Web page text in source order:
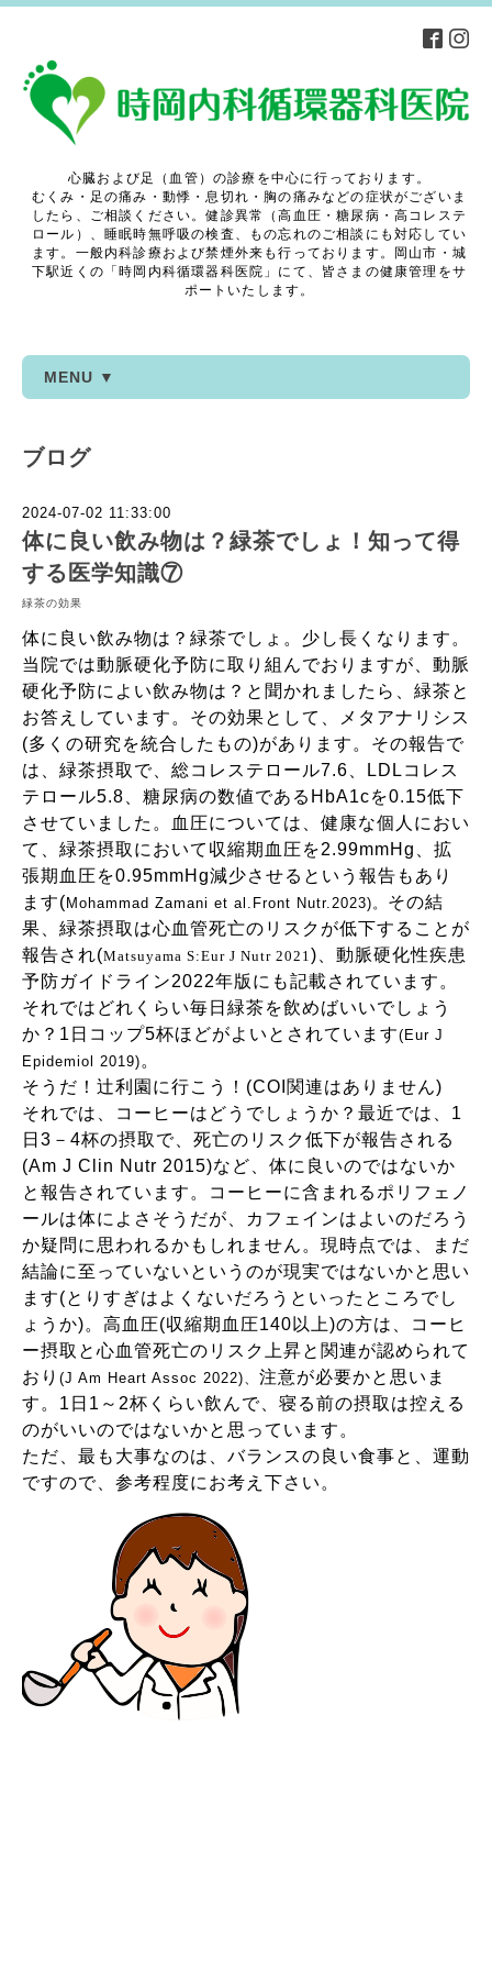
心臓および足（血管）の診療を中心に行っております。
むくみ・足の痛み・動悸・息切れ・胸の痛みなどの症状がございま
したら、ご相談ください。健診異常（高血圧・糖尿病・高コレステ
ロール）、睡眠時無呼吸の検査、もの忘れのご相談にも対応してい
ます。一般内科診療および禁煙外来も行っております。岡山市・城
下駅近くの「時岡内科循環器科医院」にて、皆さまの健康管理をサ
ポートいたします。
MENU ▼
ブログ
2024-07-02 11:33:00
体に良い飲み物は？緑茶でしょ！知って得
する医学知識⑦
緑茶の効果
体に良い飲み物は？緑茶でしょ。少し長くなります。
当院では動脈硬化予防に取り組んでおりますが、動脈
硬化予防によい飲み物は？と聞かれましたら、緑茶と
お答えしています。その効果として、メタアナリシス
(多くの研究を統合したもの)があります。その報告で
は、緑茶摂取で、総コレステロール7.6、LDLコレス
テロール5.8、糖尿病の数値であるHbA1cを0.15低下
させていました。血圧については、健康な個人におい
て、緑茶摂取において収縮期血圧を2.99mmHg、拡
張期血圧を0.95mmHg減少させるという報告もあり
ます(Mohammad Zamani et al.Front Nutr.2023)。 その結
果、緑茶摂取は心血管死亡のリスクが低下することが
報告され(Matsuyama S:Eur J Nutr 2021 )、動脈硬化性疾患
予防ガイドライン2022年版にも記載されています。
それではどれくらい毎日緑茶を飲めばいいでしょう
か？1日コップ5杯ほどがよいとされています(Eur J
Epidemiol 2019) 。
そうだ！辻利園に行こう！(COI関連はありません)
それでは、コーヒーはどうでしょうか？最近では、1
日3－4杯の摂取で、死亡のリスク低下が報告される
(Am J Clin Nutr 2015)など、体に良いのではないか
と報告されています。コーヒーに含まれるポリフェノ
ールは体によさそうだが、カフェインはよいのだろう
か疑問に思われるかもしれません。現時点では、まだ
結論に至っていないというのが現実ではないかと思い
ます(とりすぎはよくないだろうといったところでし
ょうか)。高血圧(収縮期血圧140以上)の方は、コーヒ
ー摂取と心血管死亡のリスク上昇と関連が認められて
おり (J Am Heart Assoc 2022)、 注意が必要かと思いま
す。1日1～2杯くらい飲んで、寝る前の摂取は控える
のがいいのではないかと思っています。
ただ、最も大事なのは、バランスの良い食事と、運動
ですので、参考程度にお考え下さい。